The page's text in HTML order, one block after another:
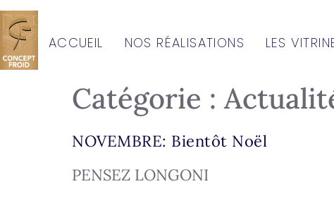
ACCUEIL NOS RÉALISATIONS LES
Catégorie :
NOVEMBRE: Bientôt Noël
PENSEZ LONGONI